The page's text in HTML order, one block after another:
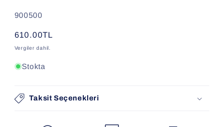
SKU:
900500
Normal
fiyat
610.00TL
Vergiler dahil.
Stokta
Taksit Seçenekleri